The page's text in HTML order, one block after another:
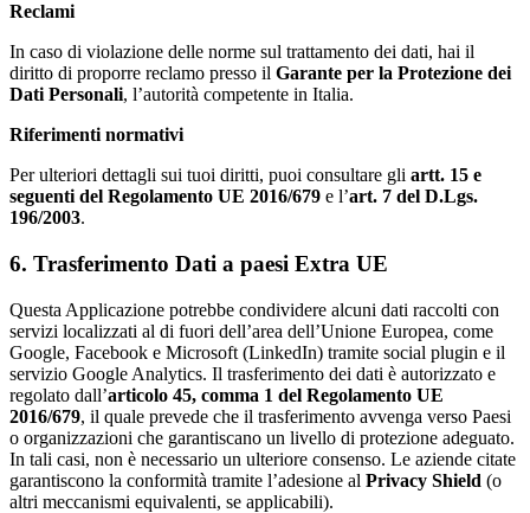
Reclami
In caso di violazione delle norme sul trattamento dei dati, hai il
diritto di proporre reclamo presso il Garante per la Protezione dei
Dati Personali, l’autorità competente in Italia.
Riferimenti normativi
Per ulteriori dettagli sui tuoi diritti, puoi consultare gli artt. 15 e
seguenti del Regolamento UE 2016/679 e l’art. 7 del D.Lgs.
196/2003.
6. Trasferimento Dati a paesi Extra UE
Questa Applicazione potrebbe condividere alcuni dati raccolti con
servizi localizzati al di fuori dell’area dell’Unione Europea, come
Google, Facebook e Microsoft (LinkedIn) tramite social plugin e il
servizio Google Analytics. Il trasferimento dei dati è autorizzato e
regolato dall’articolo 45, comma 1 del Regolamento UE
2016/679, il quale prevede che il trasferimento avvenga verso Paesi
o organizzazioni che garantiscano un livello di protezione adeguato.
In tali casi, non è necessario un ulteriore consenso. Le aziende citate
garantiscono la conformità tramite l’adesione al Privacy Shield (o
altri meccanismi equivalenti, se applicabili).